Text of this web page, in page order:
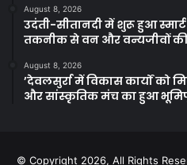
August 8, 2026
उदंती-सीतानदी में शुरू हुआ
तकनीक से वन और वन्यजीवों की
August 8, 2026
’देवलसुर्रा में विकास कार्यों
और सांस्कृतिक मंच का हुआ
© Copyright 2026, All Rights